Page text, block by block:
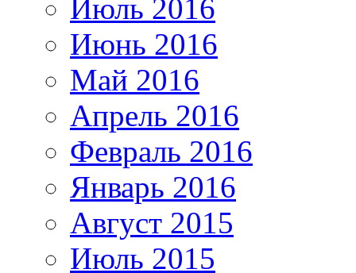
Июль 2016
Июнь 2016
Май 2016
Апрель 2016
Февраль 2016
Январь 2016
Август 2015
Июль 2015